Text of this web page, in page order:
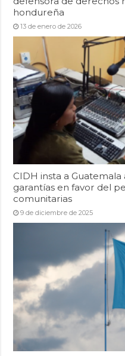
hondureña
13 de enero de 2026
CIDH insta a
garantías en favor del
comunitarias
9 de diciembre de 2025